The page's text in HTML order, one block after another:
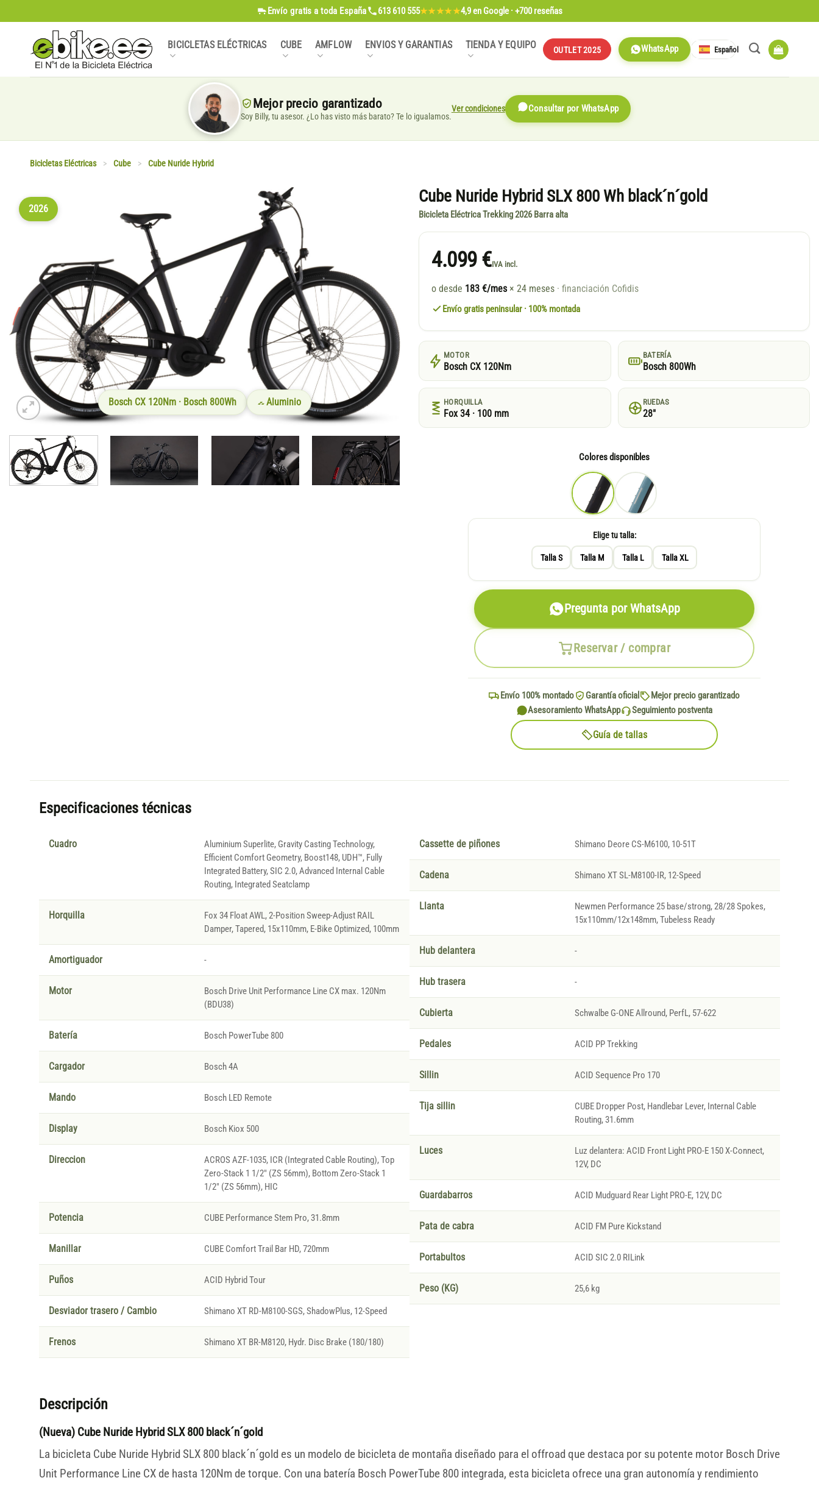
al
contenido
Envío gratis a toda España 613 610 555★★★★★4,9en Google · +700 reseñas
BICICLETAS ELÉCTRICAS CUBE AMFLOW ENVIOS Y GARANTIAS TIENDA Y EQUIPO OUTLET 2025 WhatsApp Español
Mejor precio garantizado
Soy Billy, tu asesor. ¿Lo has visto más barato? Te lo igualamos.
Ver condiciones Consultar por WhatsApp
Bicicletas Eléctricas > Cube > Cube Nuride Hybrid
2026
Bosch CX 120Nm · Bosch 800Wh Aluminio
Cube Nuride Hybrid SLX 800 Wh black´n´gold
Bicicleta Eléctrica Trekking 2026 Barra alta
4.099 €IVA incl.
o desde 183 €/mes × 24 meses · financiación Cofidis
Envío gratis peninsular · 100% montada
MOTOR
Bosch CX 120Nm
BATERÍA
Bosch 800Wh
HORQUILLA
Fox 34 · 100 mm
RUEDAS
28"
Colores disponibles
Elige tu talla:
Talla S Talla M Talla L Talla XL
Reservar / comprar
Pregunta por WhatsApp
Envío 100% montado Garantía oficial
Mejor precio garantizado
Asesoramiento WhatsApp
Seguimiento postventa
Guía de tallas
Especificaciones técnicas
Cuadro
Aluminium Superlite, Gravity Casting Technology,
Efficient Comfort Geometry, Boost148, UDH™, Fully
Integrated Battery, SIC 2.0, Advanced Internal Cable
Routing, Integrated Seatclamp
Horquilla
Fox 34 Float AWL, 2-Position Sweep-Adjust RAIL
Damper, Tapered, 15x110mm, E-Bike Optimized, 100mm
Amortiguador -
Motor
Bosch Drive Unit Performance Line CX max. 120Nm
(BDU38)
Batería Bosch PowerTube 800
Cargador Bosch 4A
Mando Bosch LED Remote
Display Bosch Kiox 500
Direccion
ACROS AZF-1035, ICR (Integrated Cable Routing), Top
Zero-Stack 1 1/2" (ZS 56mm), Bottom Zero-Stack 1
1/2" (ZS 56mm), HIC
Potencia CUBE Performance Stem Pro, 31.8mm
Manillar CUBE Comfort Trail Bar HD, 720mm
Puños ACID Hybrid Tour
Desviador trasero / Cambio Shimano XT RD-M8100-SGS, ShadowPlus, 12-Speed
Frenos Shimano XT BR-M8120, Hydr. Disc Brake (180/180)
Cassette de piñones Shimano Deore CS-M6100, 10-51T
Cadena Shimano XT SL-M8100-IR, 12-Speed
Llanta
Newmen Performance 25 base/strong, 28/28 Spokes,
15x110mm/12x148mm, Tubeless Ready
Hub delantera -
Hub trasera -
Cubierta Schwalbe G-ONE Allround, PerfL, 57-622
Pedales ACID PP Trekking
Sillin ACID Sequence Pro 170
Tija sillin
CUBE Dropper Post, Handlebar Lever, Internal Cable
Routing, 31.6mm
Luces
Luz delantera: ACID Front Light PRO-E 150 X-Connect,
12V, DC
Guardabarros ACID Mudguard Rear Light PRO-E, 12V, DC
Pata de cabra ACID FM Pure Kickstand
Portabultos ACID SIC 2.0 RILink
Peso (KG) 25,6 kg
Descripción
(Nueva) Cube Nuride Hybrid SLX 800 black´n´gold
La bicicleta Cube Nuride Hybrid SLX 800 black´n´gold es un modelo de bicicleta de montaña diseñado para el offroad que destaca por su potente motor Bosch Drive
Unit Performance Line CX de hasta 120Nm de torque. Con una batería Bosch PowerTube 800 integrada, esta bicicleta ofrece una gran autonomía y rendimiento